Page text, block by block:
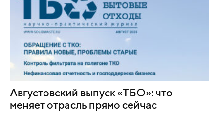
Августовский выпуск «ТБО»: что
меняет отрасль прямо сейчас